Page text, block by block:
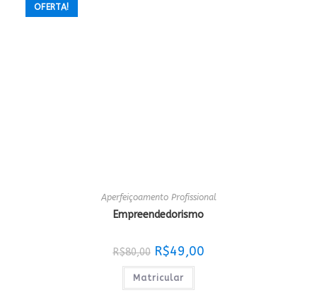
OFERTA!
Aperfeiçoamento Profissional
Empreendedorismo
R$80,00 O
preço
original
era:
R$80,00.
R$49,00O
Matricular